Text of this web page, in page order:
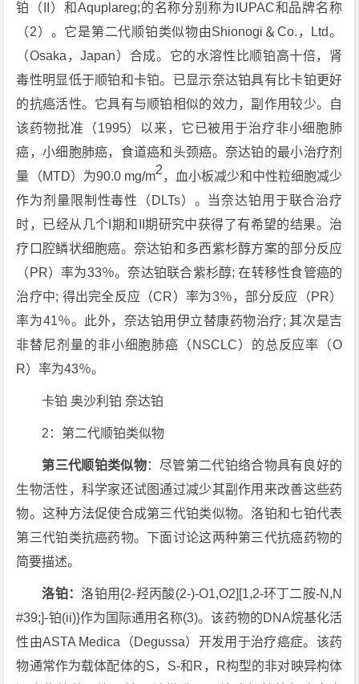
铂（II）和Aquplareg;的名称分别称为IUPAC和品牌名称
（2）。它是第二代顺铂类似物由Shionogi＆Co.，Ltd。
（Osaka，Japan）合成。它的水溶性比顺铂高十倍，肾
毒性明显低于顺铂和卡铂。已显示奈达铂具有比卡铂更好
的抗癌活性。它具有与顺铂相似的效力，副作用较少。自
该药物批准（1995）以来，它已被用于治疗非小细胞肺
癌，小细胞肺癌，食道癌和头颈癌。奈达铂的最小治疗剂
量（MTD）为90.0 mg/m2，血小板减少和中性粒细胞减少
作为剂量限制性毒性（DLTs）。当奈达铂用于联合治疗
时，已经从几个I期和II期研究中获得了有希望的结果。治
疗口腔鳞状细胞癌。奈达铂和多西紫杉醇方案的部分反应
（PR）率为33％。奈达铂联合紫杉醇; 在转移性食管癌的
治疗中; 得出完全反应（CR）率为3％，部分反应（PR）
率为41％。此外，奈达铂用伊立替康药物治疗; 其次是吉
非替尼剂量的非小细胞肺癌（NSCLC）的总反应率（O
R）率为43％。
卡铂 奥沙利铂 奈达铂
2：第二代顺铂类似物
第三代顺铂类似物：尽管第二代铂络合物具有良好的
生物活性，科学家还试图通过减少其副作用来改善这些药
物。这种方法促使合成第三代铂类似物。洛铂和七铂代表
第三代铂类抗癌药物。下面讨论这两种第三代抗癌药物的
简要描述。
洛铂：洛铂用{2-羟丙酸(2-)-O1,O2][1,2-环丁二胺-N,N
#39;]-铂(ii)}作为国际通用名称(3)。该药物的DNA烷基化活
性由ASTA Medica（Degussa）开发用于治疗癌症。该药
物通常作为载体配体的S，S-和R，R构型的非对映异构体